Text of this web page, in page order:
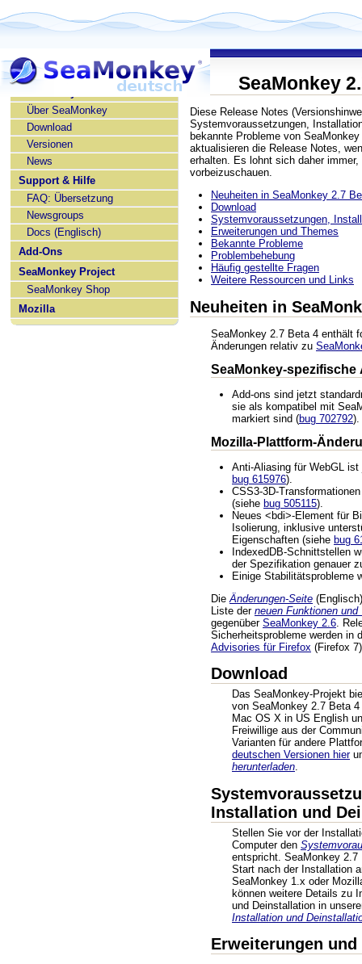
SeaMonkey deutsch
Über SeaMonkey
Download
Versionen
News
Support & Hilfe
FAQ: Übersetzung
Newsgroups
Docs (Englisch)
Add-Ons
SeaMonkey Project
SeaMonkey Shop
Mozilla
SeaMonkey
Diese Release Notes
Systemvoraussetzungen,
bekannte Probleme von
aktualisieren die Release Notes,
erhalten. Es lohnt sich daher
vorbeizuschauen.
Neuheiten in SeaMonkey 2.7
Download
Systemvoraussetzungen,
Erweiterungen und Themes
Bekannte Probleme
Problembehebung
Häufig gestellte Fragen
Weitere Ressourcen und Links
Neuheiten in
SeaMonkey 2.7 Beta 4 enthält
Änderungen relativ zu
SeaMonkey-spezifische
Add-ons sind jetzt
sie als kompatibel mit
markiert sind (bug 702792).
Mozilla-Plattform-
Anti-Aliasing für WebGL
bug 615976).
CSS3-3D-
(siehe bug 505115).
Neues <bdi>-Element für
Isolierung, inklusive
Eigenschaften (siehe bug
IndexedDB-Schnittstellen
der Spezifikation genauer
Einige Stabilitätsprobleme
Die Änderungen-Seite
Liste der neuen Funktionen und
gegenüber SeaMonkey 2.6 .
Sicherheitsprobleme werden in
Advisories für Firefox (Firefox
Download
Das SeaMonkey-Projekt
von SeaMonkey 2.7 Beta
Mac OS X in US English
Freiwillige aus der
Varianten für andere
deutschen Versionen hier
herunterladen.
Installation und
Stellen Sie vor der
Computer den
entspricht. SeaMonkey 2.7
Start nach der Installation
SeaMonkey 1.x oder
können weitere Details zu
und Deinstallation in
Installation und
Erweiterungen und